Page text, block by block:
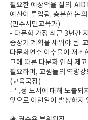
필요한 예상액을 질의.
예산이 투입됨. 충분한 논
(민주시민교육과)
- 다문화 가정 최근 3년간
중장기 계획을 세워야 됨.
다문화연수 이수율이 저조
그에 따른 다문화 인식 제
필요하며, 교원들의 역량
(교육국장)
- 특정 도서에 대해 노출되
앞으로 이런일이 발생하지